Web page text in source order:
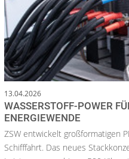
13.04.2026
WASSERSTOFF-POWER
ENERGIEWENDE
ZSW entwickelt großformatigen
Schifffahrt. Das neues